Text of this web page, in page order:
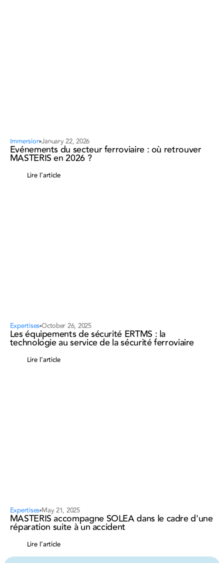
Immersion January 22, 2026
Événements du secteur ferroviaire : où retrouver
MASTERIS en 2026 ?
Lire l’article
Expertises October 26, 2025
Les équipements de sécurité ERTMS : la
technologie au service de la sécurité ferroviaire
Lire l’article
Expertises May 21, 2025
MASTERIS accompagne SOLEA dans le cadre d'une
réparation suite à un accident
Lire l’article